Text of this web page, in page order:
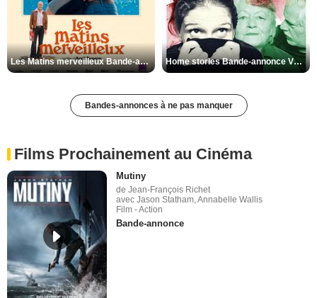
Les Matins merveilleux Bande-annonce VF Home stories Bande-annonce VO STFR
Bandes-annonces à ne pas manquer
Films Prochainement au Cinéma
Mutiny
de Jean-François Richet
avec Jason Statham, Annabelle Wallis
Film - Action
Bande-annonce